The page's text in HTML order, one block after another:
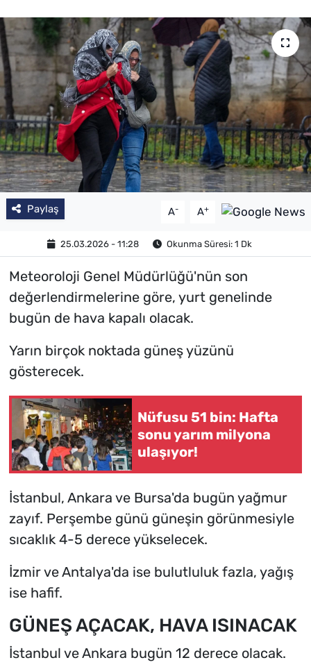
Paylaş A- A+
25.03.2026 - 11:28 Okunma Süresi: 1 Dk
Meteoroloji Genel Müdürlüğü'nün son
değerlendirmelerine göre, yurt genelinde
bugün de hava kapalı olacak.
Yarın birçok noktada güneş yüzünü
gösterecek.
Nüfusu 51 bin: Hafta
sonu yarım milyona
ulaşıyor!
İstanbul, Ankara ve Bursa'da bugün yağmur
zayıf. Perşembe günü güneşin görünmesiyle
sıcaklık 4-5 derece yükselecek.
İzmir ve Antalya'da ise bulutluluk fazla, yağış
ise hafif.
GÜNEŞ AÇACAK, HAVA ISINACAK
İstanbul ve Ankara bugün 12 derece olacak.